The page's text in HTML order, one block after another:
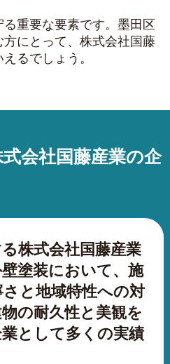
重要な要素です。墨田区
にとって、株式会社国藤
るでしょう。
会社国藤産業の企
株式会社国藤産業
塗装において、施
と地域特性への対
の耐久性と美観を
として多くの実績